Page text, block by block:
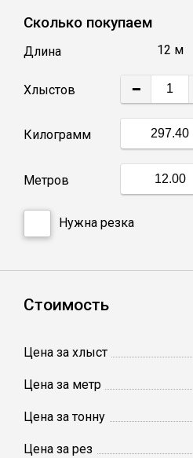
Катанка
Профлист
Винтовые сваи
Сетка кладочная
Круги абразивные
Сколько покупаем
Длина 12 м
Хлыстов −
Килограмм
Метров
Нужна резка
Стоимость
Цена за хлыст
Цена за метр
Цена за тонну
Цена за рез